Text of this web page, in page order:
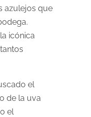
azulejos que
icónica
el
de la uva
el